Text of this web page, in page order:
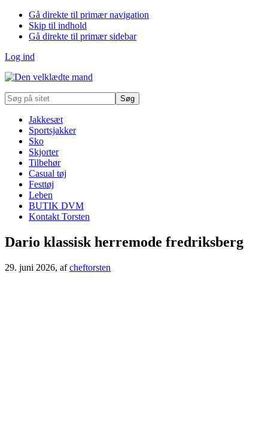
Gå direkte til primær navigation
Skip til indhold
Gå direkte til primær sidebar
Log ind
Søg
på
Jakkesæt
Sportsjakker
Sko
Skjorter
Tilbehør
Casual tøj
Festtøj
Leben
BUTIK DVM
Kontakt Torsten
Dario klassisk herremode fredriksberg
29. juni 2026, afcheftorsten